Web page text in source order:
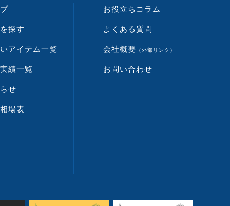
探す
アイテム一覧
績一覧
せ
場表
お役立ちコラム
よくある質問
会社概要 （外部リンク）
お問い合わせ